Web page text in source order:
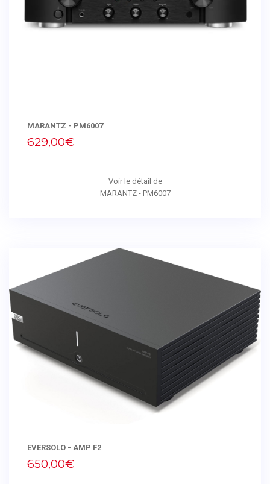
MARANTZ - PM6007
629,00€
Voir le détail de
MARANTZ - PM6007
EVERSOLO - AMP F2
650,00€